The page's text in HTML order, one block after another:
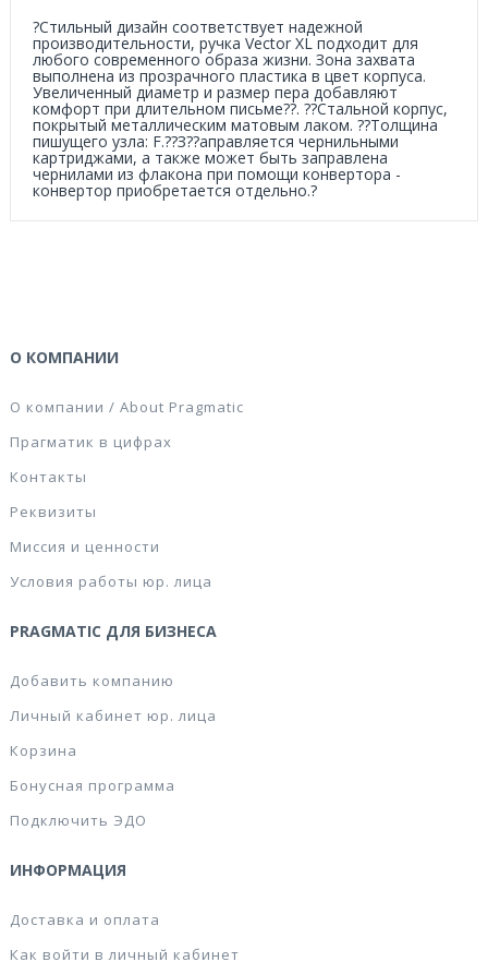
?Стильный дизайн соответствует надежной
производительности, ручка Vector XL подходит для
любого современного образа жизни. Зона захвата
выполнена из прозрачного пластика в цвет корпуса.
Увеличенный диаметр и размер пера добавляют
комфорт при длительном письме??. ??Стальной корпус,
покрытый металлическим матовым лаком. ??Толщина
пишущего узла: F.??З??аправляется чернильными
картриджами, а также может быть заправлена
чернилами из флакона при помощи конвертора -
конвертор приобретается отдельно.?
О КОМПАНИИ
О компании / About Pragmatic
Прагматик в цифрах
Контакты
Реквизиты
Миссия и ценности
Условия работы юр. лица
PRAGMATIC ДЛЯ БИЗНЕСА
Добавить компанию
Личный кабинет юр. лица
Корзина
Бонусная программа
Подключить ЭДО
ИНФОРМАЦИЯ
Доставка и оплата
Как войти в личный кабинет